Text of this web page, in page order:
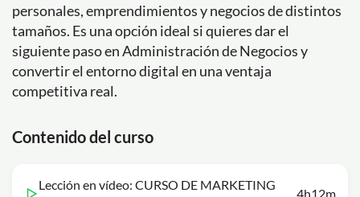
personales, emprendimientos y negocios de distintos
tamaños. Es una opción ideal si quieres dar el
siguiente paso en Administración de Negocios y
convertir el entorno digital en una ventaja
competitiva real.
Contenido del curso
Lección en vídeo: CURSO DE MARKETING
4h12m